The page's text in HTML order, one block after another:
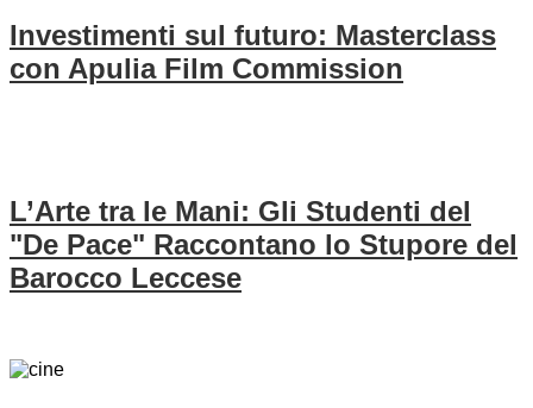
Investimenti sul futuro: Masterclass
con Apulia Film Commission
L’Arte tra le Mani: Gli Studenti del
"De Pace" Raccontano lo Stupore del
Barocco Leccese